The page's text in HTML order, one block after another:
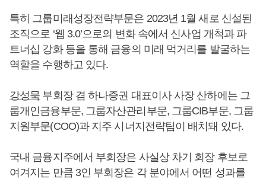
특히 그룹미래성장전략부문은 2023년 1월 새로 신설된
조직으로 ‘웹 3.0’으로의 변화 속에서 신사업 개척과 파
트너십 강화 등을 통해 금융의 미래 먹거리를 발굴하는
역할을 수행하고 있다.
강성묵 부회장 겸 하나증권 대표이사 사장 산하에는 그
룹개인금융부문, 그룹자산관리부문, 그룹CIB부문, 그룹
지원부문(COO)과 지주 시너지전략팀이 배치돼 있다.
국내 금융지주에서 부회장은 사실상 차기 회장 후보로
여겨지는 만큼 3인 부회장은 각 분야에서 어떤 성과를